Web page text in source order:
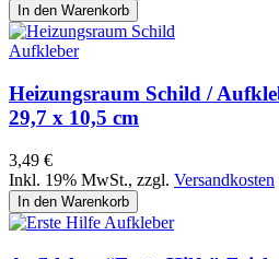
In den Warenkorb
Heizungsraum Schild /
29,7 x 10,5 cm
3,49 €
Inkl. 19% MwSt., zzgl. Versandkosten
In den Warenkorb